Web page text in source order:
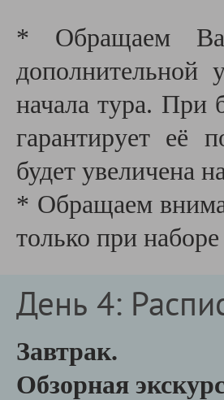
* Обращаем
дополнительной
начала тура. При
гарантирует её
будет увеличена
* Обращаем
только при
День 4:
Завтрак.
Обзорная